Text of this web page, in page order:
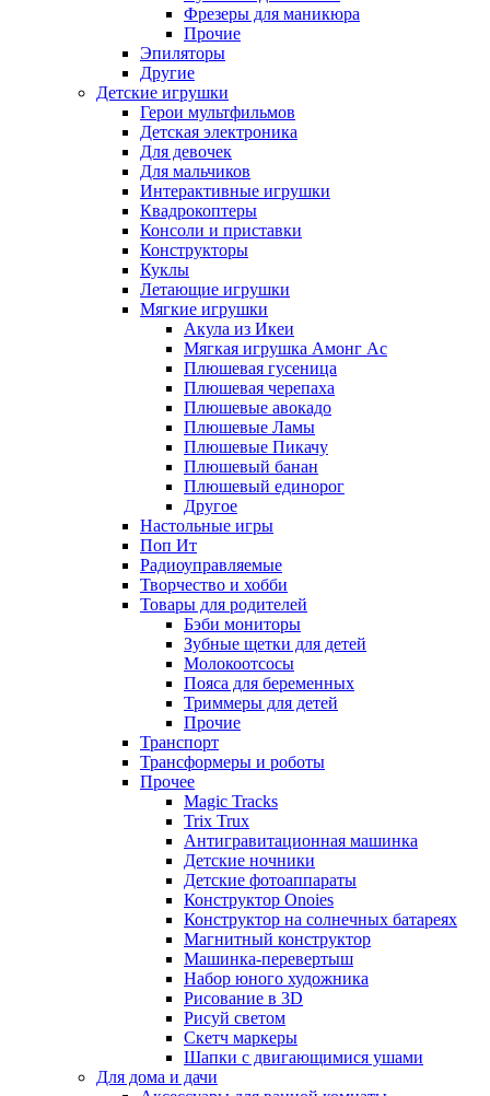
Фрезеры для маникюра
Прочие
Эпиляторы
Другие
Детские игрушки
Герои мультфильмов
Детская электроника
Для девочек
Для мальчиков
Интерактивные игрушки
Квадрокоптеры
Консоли и приставки
Конструкторы
Куклы
Летающие игрушки
Мягкие игрушки
Акула из Икеи
Мягкая игрушка Амонг Ас
Плюшевая гусеница
Плюшевая черепаха
Плюшевые авокадо
Плюшевые Ламы
Плюшевые Пикачу
Плюшевый банан
Плюшевый единорог
Другое
Настольные игры
Поп Ит
Радиоуправляемые
Творчество и хобби
Товары для родителей
Бэби мониторы
Зубные щетки для детей
Молокоотсосы
Пояса для беременных
Триммеры для детей
Прочие
Транспорт
Трансформеры и роботы
Прочее
Magic Tracks
Trix Trux
Антигравитационная машинка
Детские ночники
Детские фотоаппараты
Конструктор Onoies
Конструктор на солнечных батареях
Магнитный конструктор
Машинка-перевертыш
Набор юного художника
Рисование в 3D
Рисуй светом
Скетч маркеры
Шапки с двигающимися ушами
Для дома и дачи